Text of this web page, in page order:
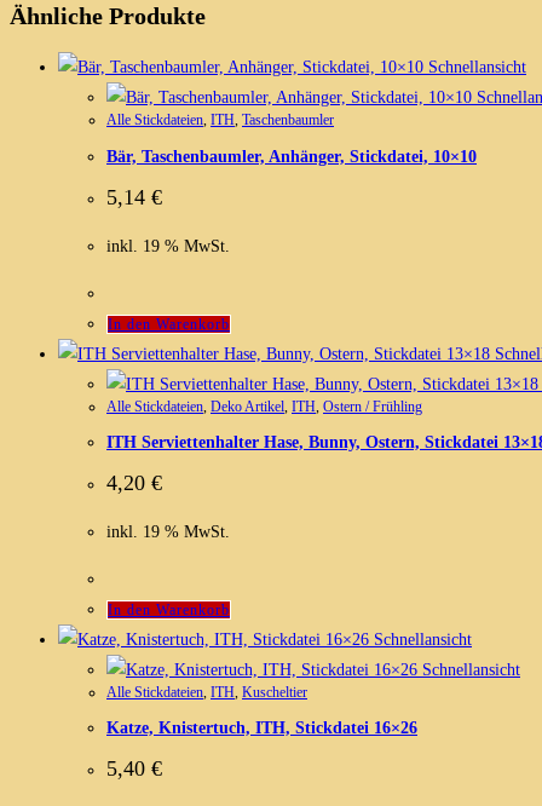
Ähnliche Produkte
Schnellansicht
Alle Stickdateien, ITH, Taschenbaumler
Bär, Taschenbaumler, Anhänger, Stickdatei, 10×10
5,14 €
inkl. 19 % MwSt.
In den Warenkorb
Alle Stickdateien Deko Artikel ITH Ostern / Frühling
ITH Serviettenhalter Hase, Bunny, Ostern, Stickdatei
4,20 €
inkl. 19 % MwSt.
In den Warenkorb
Schnellansicht
Schnellansicht
Alle Stickdateien ITH Kuscheltier
Katze, Knistertuch, ITH, Stickdatei 16×26
5,40 €